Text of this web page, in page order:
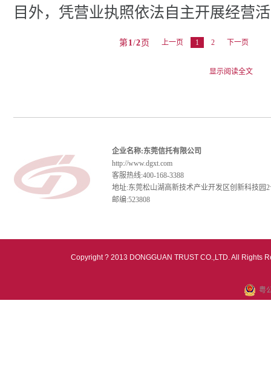
目外，凭营业执照依法自主开展经营
第 1/2 页 上一页 1 2 下一页
企业名称:东莞信托有限公司
http://www.dgxt.com
客服热线:400-168-3388
地址:东莞松山湖高新技术产业开发区创新科技园
邮编:523808
Copyright ? 2013 DONGGUAN TRUST CO.,LTD. All Rights
粤